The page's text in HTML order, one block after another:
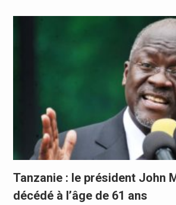
Tanzanie : le président John
décédé à l’âge de 61 ans